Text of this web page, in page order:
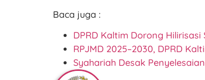
Baca juga :
DPRD Kaltim Dorong
RPJMD 2025–2030, DPRD
Syahariah Desak